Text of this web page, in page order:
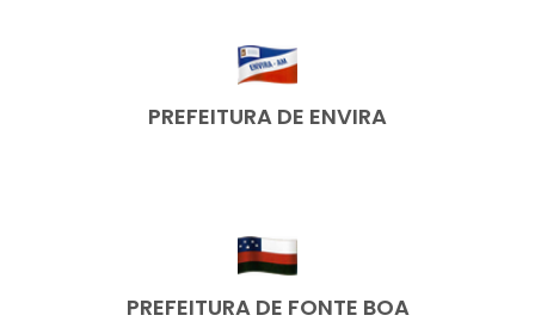
PREFEITURA DE ENVIRA
PREFEITURA DE FONTE BOA